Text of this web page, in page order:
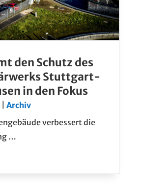
den Schutz des
Stuttgart-
in den Fokus
Archiv
verbessert die
…